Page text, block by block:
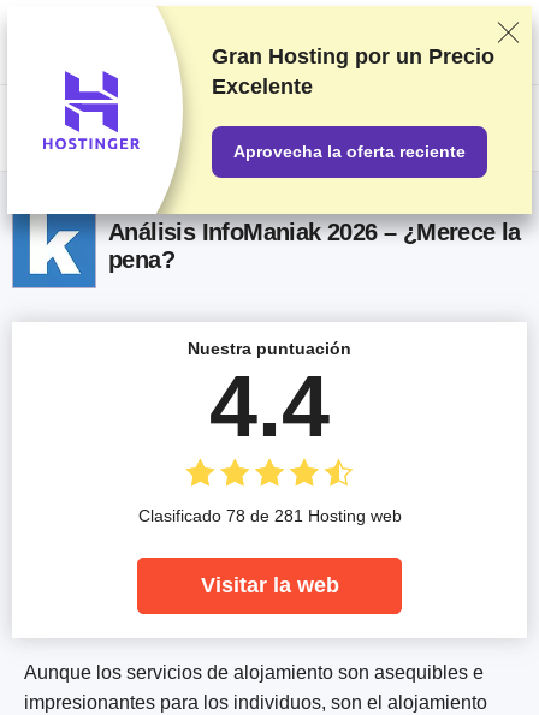
Clasificamos los servicios a partir de pruebas y análisis exhaustivos,
aunque también tenemos en cuenta tus opiniones y nuestros acuerdos
comerciales con los proveedores. Esta página contiene enlaces de
afiliados.
Información acerca de la publicidad
US$
Análisis InfoManiak 2026 – ¿Merece la
pena?
Aunque los servicios de alojamiento son asequibles e
impresionantes para los individuos, son el alojamiento
Nuestra puntuación
4.4
Clasificado 78 de 281 Hosting web
Visitar la web
Gran Hosting por un Precio
Excelente
Aprovecha la oferta reciente